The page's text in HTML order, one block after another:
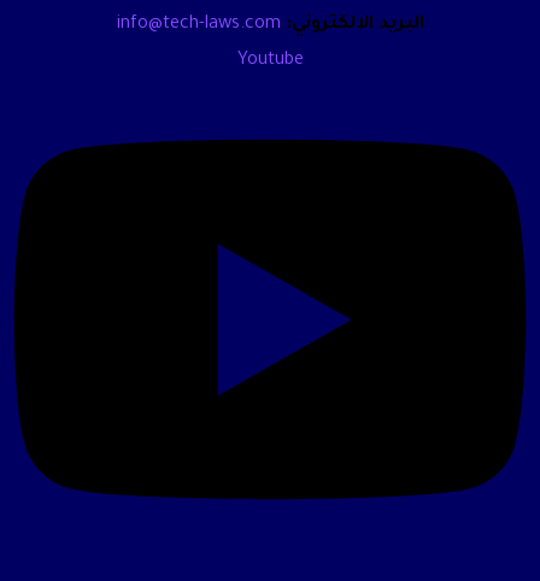
البريد الالكتروني: info@tech-laws.com
Youtube